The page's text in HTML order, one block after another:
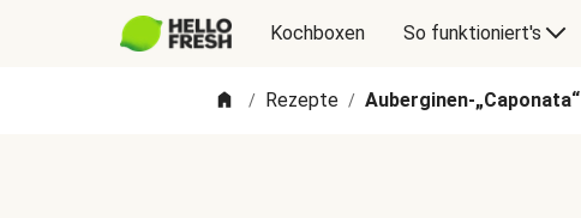
Kochboxen So funktioniert's
/ Rezepte / Auberginen-„Caponata“